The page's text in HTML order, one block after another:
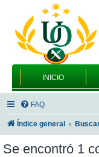
INICIO
FAQ
Índice general
Se encontró 1